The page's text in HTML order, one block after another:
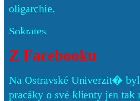
oligarchie.
Sokrates
Z Facebooku
Na Ostravské Univerzit�
pracáky o své klienty jen